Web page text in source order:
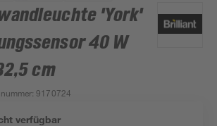
'York'
40 W
cm
:9170724
verfügbar